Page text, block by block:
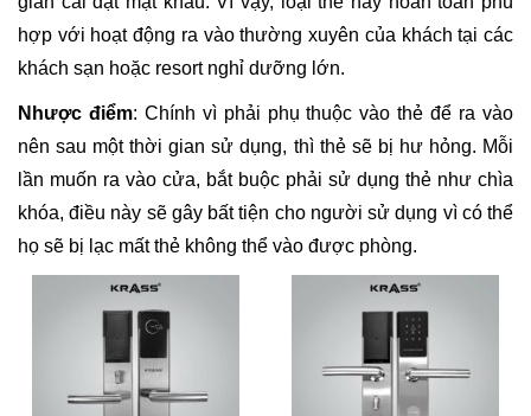
hợp với hoạt động ra vào thường xuyên của khách tại các
khách sạn hoặc resort nghỉ dưỡng lớn.
Nhược điểm: Chính vì phải phụ thuộc vào thẻ để ra vào
nên sau một thời gian sử dụng, thì thẻ sẽ bị hư hỏng. Mỗi
lần muốn ra vào cửa, bắt buộc phải sử dụng thẻ như chìa
khóa, điều này sẽ gây bất tiện cho người sử dụng vì có thể
họ sẽ bị lạc mất thẻ không thể vào được phòng.